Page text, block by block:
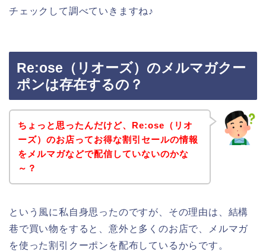
チェックして調べていきますね♪
Re:ose（リオーズ）のメルマガクー
ポンは存在するの？
ちょっと思ったんだけど、Re:ose（リオ
ーズ）のお店ってお得な割引セールの情報
をメルマガなどで配信していないのかな
～？
という風に私自身思ったのですが、その理由は、結構
巷で買い物をすると、意外と多くのお店で、メルマガ
を使った割引クーポンを配布しているからです。